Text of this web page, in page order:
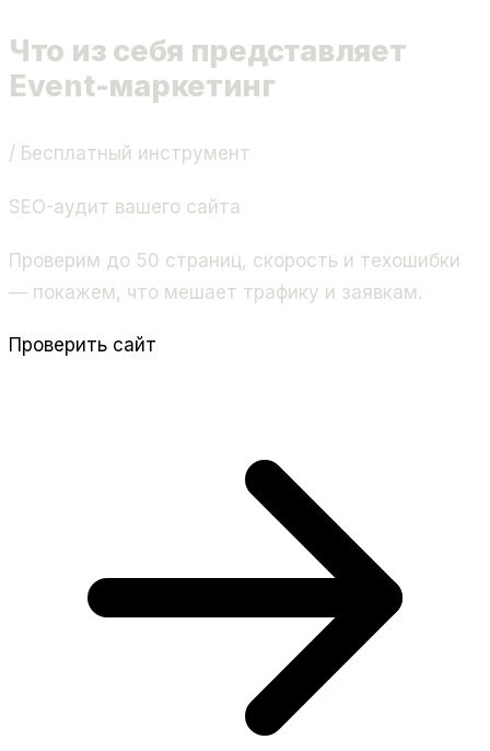
Что из себя представляет
Event-маркетинг
/ Бесплатный инструмент
SEO-аудит вашего сайта
Проверим до 50 страниц, скорость и техошибки
— покажем, что мешает трафику и заявкам.
Проверить сайт